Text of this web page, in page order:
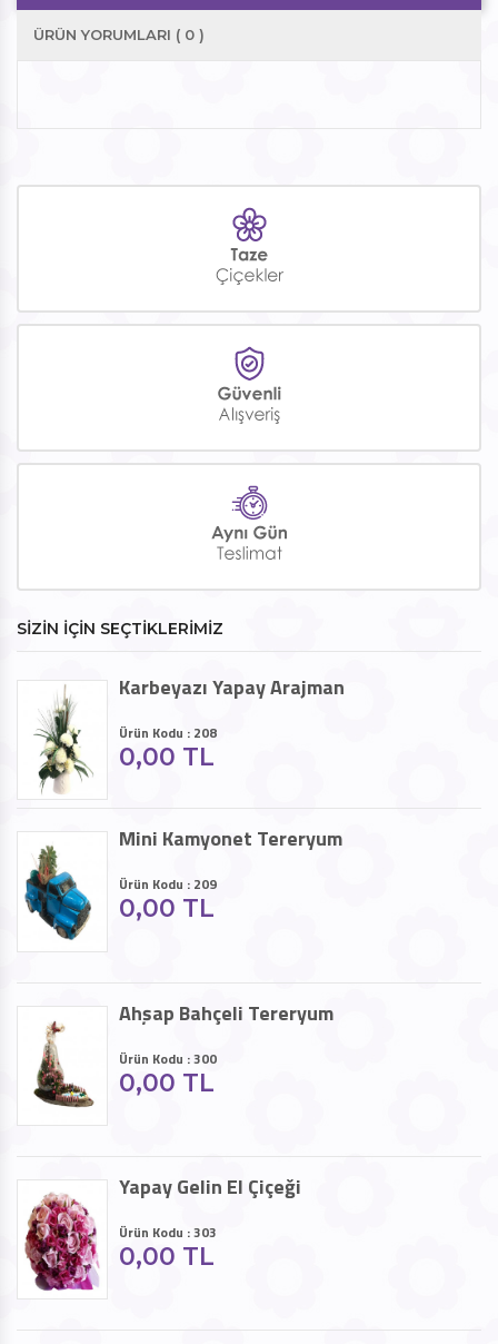
ÜRÜN YORUMLARI ( 0 )
SİZİN İÇİN SEÇTİKLERİMİZ
Karbeyazı Yapay Arajman
Ürün Kodu : 208
0,00 TL
Mini Kamyonet Tereryum
Ürün Kodu : 209
0,00 TL
Ahşap Bahçeli Tereryum
Ürün Kodu : 300
0,00 TL
Yapay Gelin El Çiçeği
Ürün Kodu : 303
0,00 TL